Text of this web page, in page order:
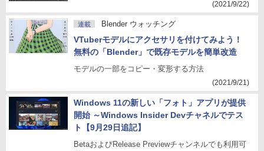
(2021/9/22)
連載 Blender ウォッチング
VTuberモデルにアクセサリを付けてみよう！
無料の「Blender」で既存モデルを簡単改造
モデルの一部をコピー・変形する方法
(2021/9/21)
Windows 11の新しい「フォト」アプリが提供
開始 ～Windows Insider Devチャネルでテス
ト【9月29日追記】
BetaおよびRelease Previewチャンネルでも利用可